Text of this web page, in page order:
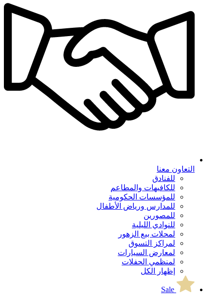
التعاون معنا
للفنادق
للكافيهات والمطاعم
للمؤسسات الحكومية
للمدارس ورياض الأطفال
للمصورين
للنوادي الليلية
لمحلات بيع الزهور
لمراكز التسوق
لمعارض السيارات
لمنظمي الحفلات
إظهار الكل